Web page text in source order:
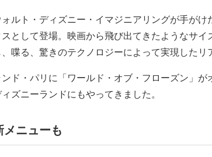
ルト・ディズニー・イマジニアリングが手がけ
として登場。映画から飛び出てきたようなサイ
喋る、驚きのテクノロジーによって実現したリ
ド・パリに「ワールド・オブ・フローズン」が
ズニーランドにもやってきました。
メニューも